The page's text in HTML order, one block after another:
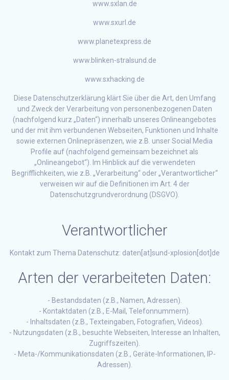
www.sxlan.de
www.sxurl.de
www.planetexpress.de
www.blinken-stralsund.de
www.sxhacking.de
Diese Datenschutzerklärung klärt Sie über die Art, den Umfang
und Zweck der Verarbeitung von personenbezogenen Daten
(nachfolgend kurz „Daten“) innerhalb unseres Onlineangebotes
und der mit ihm verbundenen Webseiten, Funktionen und Inhalte
sowie externen Onlinepräsenzen, wie z.B. unser Social Media
Profile auf (nachfolgend gemeinsam bezeichnet als
„Onlineangebot“). Im Hinblick auf die verwendeten
Begrifflichkeiten, wie z.B. „Verarbeitung“ oder „Verantwortlicher“
verweisen wir auf die Definitionen im Art. 4 der
Datenschutzgrundverordnung (DSGVO).
Verantwortlicher
Kontakt zum Thema Datenschutz: daten[at]sund-xplosion[dot]de
Arten der verarbeiteten Daten:
- Bestandsdaten (z.B., Namen, Adressen).
- Kontaktdaten (z.B., E-Mail, Telefonnummern).
- Inhaltsdaten (z.B., Texteingaben, Fotografien, Videos).
- Nutzungsdaten (z.B., besuchte Webseiten, Interesse an Inhalten,
Zugriffszeiten).
- Meta-/Kommunikationsdaten (z.B., Geräte-Informationen, IP-
Adressen).